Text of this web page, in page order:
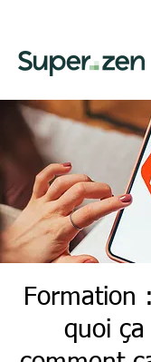
Formation
quoi